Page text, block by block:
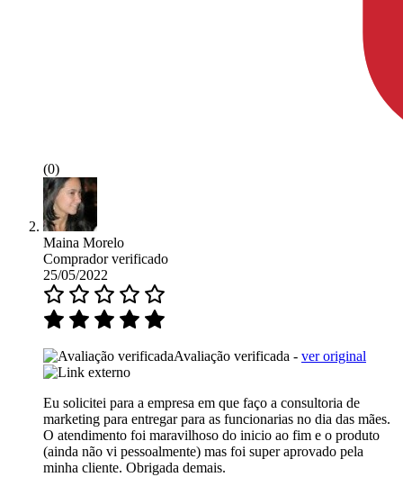
(0)
Maina Morelo
Comprador verificado
25/05/2022
Avaliação verificada - ver original
Eu solicitei para a empresa em que faço a consultoria de
marketing para entregar para as funcionarias no dia das mães.
O atendimento foi maravilhoso do inicio ao fim e o produto
(ainda não vi pessoalmente) mas foi super aprovado pela
minha cliente. Obrigada demais.